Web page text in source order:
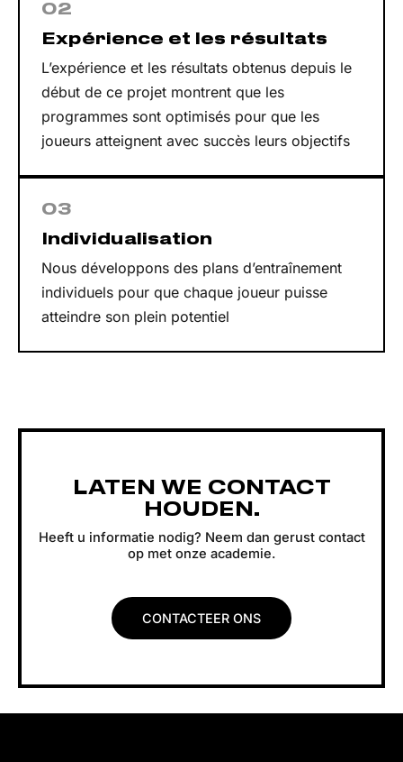
02
Expérience et les résultats
L’expérience et les résultats obtenus depuis le
début de ce projet montrent que les
programmes sont optimisés pour que les
joueurs atteignent avec succès leurs objectifs
03
Individualisation
Nous développons des plans d’entraînement
individuels pour que chaque joueur puisse
atteindre son plein potentiel
LATEN WE CONTACT
HOUDEN.
Heeft u informatie nodig? Neem dan gerust contact
op met onze academie.
CONTACTEER ONS